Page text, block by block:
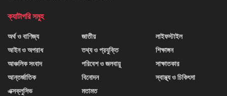
ক্যাটাগরি সমুহ
অর্থ ও বাণিজ্য
আইন ও অপরাধ
আঞ্চলিক সংবাদ
আন্তর্জাতিক
এক্সক্লুসিভ
জাতীয়
তথ্য ও প্রযুক্তি
পরিবেশ ও জলবায়ু
বিনোদন
মতামত
লাইফস্টাইল
শিক্ষাঙ্গন
সাক্ষাতকার
স্বাস্থ্য ও চিকিৎসা